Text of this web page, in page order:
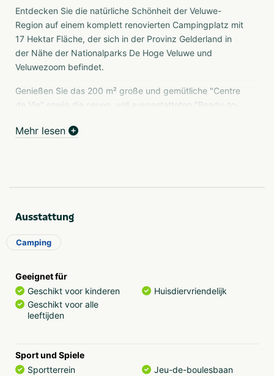
Entdecken Sie die natürliche Schönheit der Veluwe-
Region auf einem komplett renovierten Campingplatz mit
17 Hektar Fläche, der sich in der Provinz Gelderland in
der Nähe der Nationalparks De Hoge Veluwe und
Veluwezoom befindet.
Genießen Sie das 200 m² große und gemütliche "Centre
de Vie" sowie die neuen, voll ausgestatteten "Ready-to-
Campingplätze für Zelte, Wohnmobile oder Wohnwagen
Während der Sommermonate werden auf dem
meisten kostenlos oder zu ermäßigten Preisen gebucht
Mehr lesen
Ausstattung
Camping
Geeignet für
Geschikt voor kinderen
Geschikt voor alle
leeftijden
Huisdiervriendelijk
Sport und Spiele
Sportterrein
Jeu-de-boulesbaan